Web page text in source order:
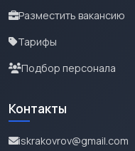
Разместить вакансию
Тарифы
Подбор персонала
Контакты
iskrakovrov@gmail.com